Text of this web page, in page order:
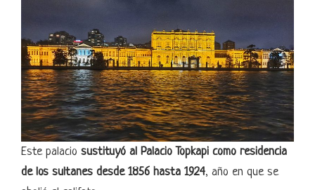
Este palacio sustituyó al Palacio Topkapi como residencia
de los sultanes desde 1856 hasta 1924, año en que se